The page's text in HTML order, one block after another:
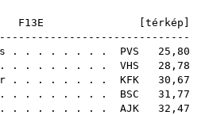
F13E [ térkép
. . . . . . . . PVS 25,80
. . . . . . . . VHS 28,78
. . . . . . . . KFK 30,67
. . . . . . . . BSC 31,77
. . . . . . . . AJK 32,47